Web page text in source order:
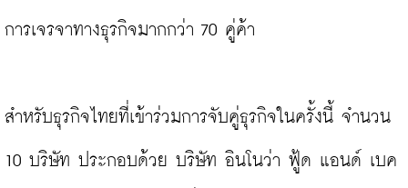
การเจรจาทางธุรกิจมากกว่า 70 คู่ค้า
สำหรับธุรกิจไทยที่เข้าร่วมการจับคู่ธุรกิจในครั้งนี้ จำนวน
10 บริษัท ประกอบด้วย บริษัท อินโนว่า ฟู้ด แอนด์ เบค